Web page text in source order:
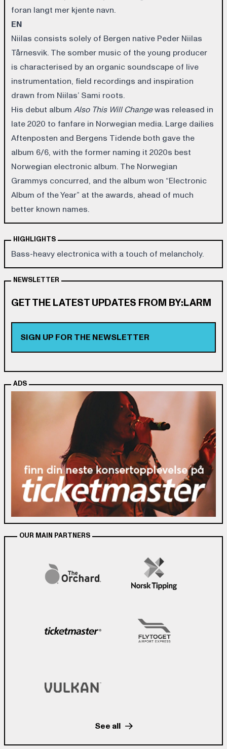
foran langt mer kjente navn.
EN
Niilas consists solely of Bergen native Peder Niilas
Tårnesvik. The somber music of the young producer
is characterised by an organic soundscape of live
instrumentation, field recordings and inspiration
drawn from Niilas’ Sami roots.
His debut album Also This Will Changewas released in
late 2020 to fanfare in Norwegian media. Large dailies
Aftenposten and Bergens Tidende both gave the
album 6/6, with the former naming it 2020s best
Norwegian electronic album. The Norwegian
Grammys concurred, and the album won “Electronic
Album of the Year” at the awards, ahead of much
better known names.
HIGHLIGHTS
Bass-heavy electronica with a touch of melancholy.
NEWSLETTER
GET THE LATEST UPDATES FROM BY:LARM
SIGN UP FOR THE NEWSLETTER
ADS
OUR MAIN PARTNERS
See all